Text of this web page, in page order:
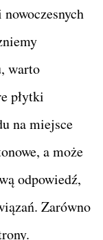
warto
płytki
na miejsce
a może
odpowiedź,
Zarówno